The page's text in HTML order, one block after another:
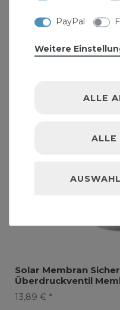
Solar Membran
Überdruckventil
13,89 € *
PayPal
Weitere
ALLE
ALLE